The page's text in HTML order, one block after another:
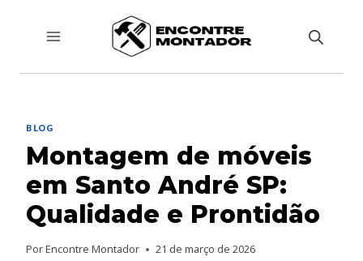
BLOG
Montagem de móveis
em Santo André SP:
Qualidade e Prontidão
PorEncontre Montador 21 de março de 2026